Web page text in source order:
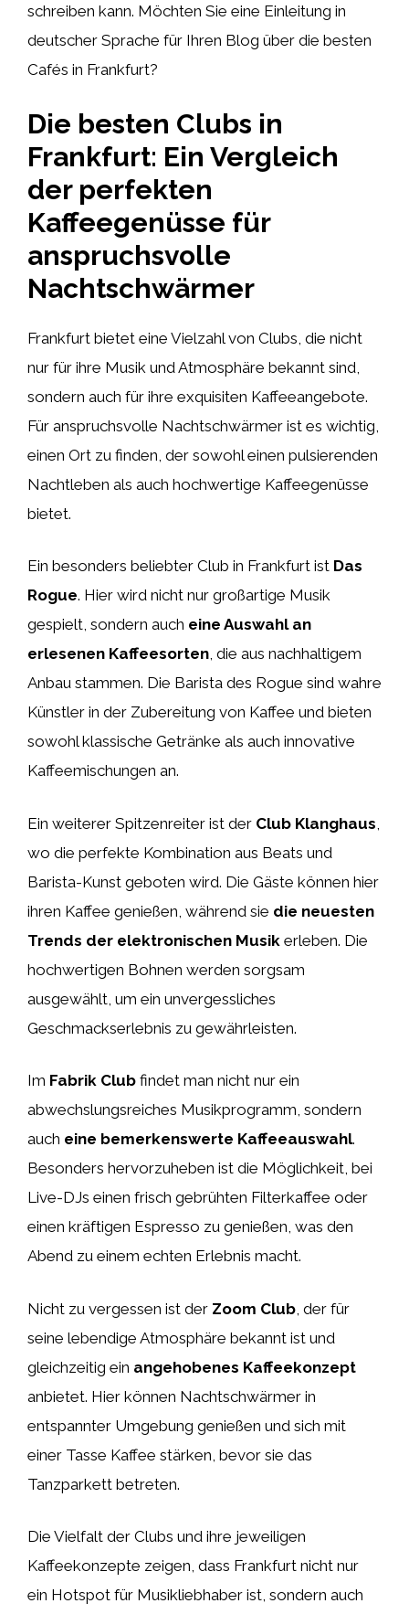
schreiben kann. Möchten Sie eine Einleitung in
deutscher Sprache für Ihren Blog über die besten
Cafés in Frankfurt?
Die besten Clubs in
Frankfurt: Ein Vergleich
der perfekten
Kaffeegenüsse für
anspruchsvolle
Nachtschwärmer
Frankfurt bietet eine Vielzahl von Clubs, die nicht
nur für ihre Musik und Atmosphäre bekannt sind,
sondern auch für ihre exquisiten Kaffeeangebote.
Für anspruchsvolle Nachtschwärmer ist es wichtig,
einen Ort zu finden, der sowohl einen pulsierenden
Nachtleben als auch hochwertige Kaffeegenüsse
bietet.
Ein besonders beliebter Club in Frankfurt ist Das
Rogue. Hier wird nicht nur großartige Musik
gespielt, sondern auch eine Auswahl an
erlesenen Kaffeesorten, die aus nachhaltigem
Anbau stammen. Die Barista des Rogue sind wahre
Künstler in der Zubereitung von Kaffee und bieten
sowohl klassische Getränke als auch innovative
Kaffeemischungen an.
Ein weiterer Spitzenreiter ist der Club Klanghaus
wo die perfekte Kombination aus Beats und
Barista-Kunst geboten wird. Die Gäste können hier
ihren Kaffee genießen, während sie die neuesten
Trends der elektronischen Musik erleben. Die
hochwertigen Bohnen werden sorgsam
ausgewählt, um ein unvergessliches
Geschmackserlebnis zu gewährleisten.
Im Fabrik Club findet man nicht nur ein
abwechslungsreiches Musikprogramm, sondern
auch eine bemerkenswerte Kaffeeauswahl.
Besonders hervorzuheben ist die Möglichkeit, bei
Live-DJs einen frisch gebrühten Filterkaffee oder
einen kräftigen Espresso zu genießen, was den
Abend zu einem echten Erlebnis macht.
Nicht zu vergessen ist der Zoom Club , der für
seine lebendige Atmosphäre bekannt ist und
gleichzeitig ein angehobenes Kaffeekonzept
anbietet. Hier können Nachtschwärmer in
entspannter Umgebung genießen und sich mit
einer Tasse Kaffee stärken, bevor sie das
Tanzparkett betreten.
Die Vielfalt der Clubs und ihre jeweiligen
Kaffeekonzepte zeigen, dass Frankfurt nicht nur
ein Hotspot für Musikliebhaber ist, sondern auch